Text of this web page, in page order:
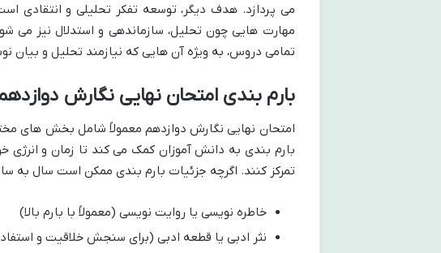
می پردازد. هدف دیگر، توسعه تفکر تحلیلی و انتقادی
مهارت هایی چون تحلیل، سازماندهی و استدلال نیز می
تمامی دروس، به ویژه آن هایی که نیازمند تحلیل و بیان
بارم بندی امتحان نهایی نگارش
امتحان نهایی نگارش دوازدهم معمولاً شامل بخش های
بارم بندی به دانش آموزان کمک می کند تا زمان و
تمرکز کنند. اگرچه جزئیات بارم بندی ممکن است سال به
خاطره نویسی یا روایت نویسی (معمولاً با بارم بالا)
نثر ادبی یا قطعه ادبی (برای سنجش خلاقیت و